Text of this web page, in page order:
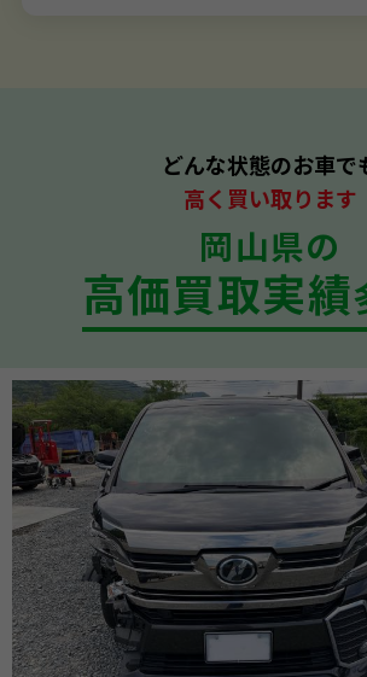
どんな状態のお車で
高く買い取ります
岡山県の
高価買取実績